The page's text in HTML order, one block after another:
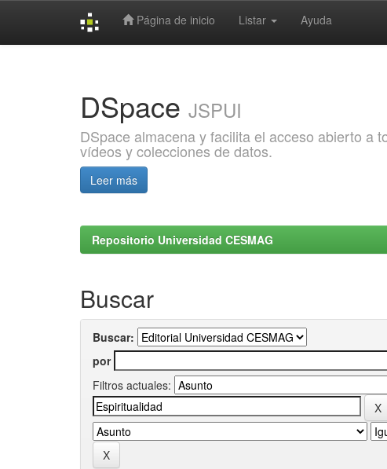
Página de inicio Listar Ayuda
DSpace JSPUI
DSpace almacena y facilita el acceso abierto a
vídeos y colecciones de datos.
Leer más
Repositorio Universidad CESMAG
Buscar
Buscar:
por
Filtros actuales: